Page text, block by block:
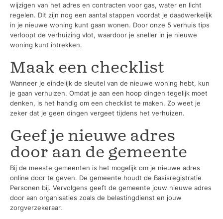
wijzigen van het adres en contracten voor gas, water en licht
regelen. Dit zijn nog een aantal stappen voordat je daadwerkelijk
in je nieuwe woning kunt gaan wonen. Door onze 5 verhuis tips
verloopt de verhuizing vlot, waardoor je sneller in je nieuwe
woning kunt intrekken.
Maak een checklist
Wanneer je eindelijk de sleutel van de nieuwe woning hebt, kun
je gaan verhuizen. Omdat je aan een hoop dingen tegelijk moet
denken, is het handig om een checklist te maken. Zo weet je
zeker dat je geen dingen vergeet tijdens het verhuizen.
Geef je nieuwe adres
door aan de gemeente
Bij de meeste gemeenten is het mogelijk om je nieuwe adres
online door te geven. De gemeente houdt de Basisregistratie
Personen bij. Vervolgens geeft de gemeente jouw nieuwe adres
door aan organisaties zoals de belastingdienst en jouw
zorgverzekeraar.